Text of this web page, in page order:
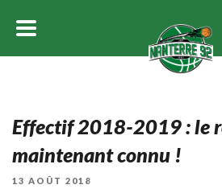
Effectif 2018-2019 : le
maintenant connu !
PUBLIÉ
13 AOÛT 2018